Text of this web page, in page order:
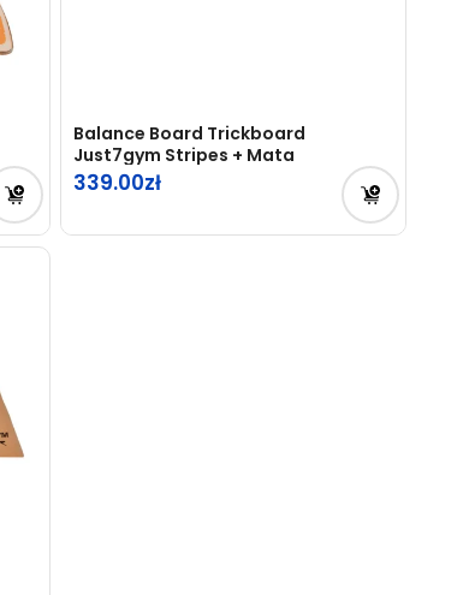
Balance Board Trickboard
Just7gym Stripes + Mata
339.00